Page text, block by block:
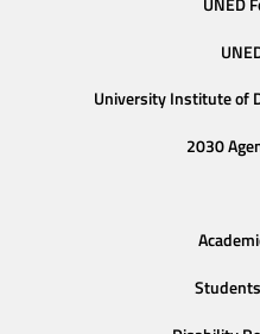
University Institute of
2030